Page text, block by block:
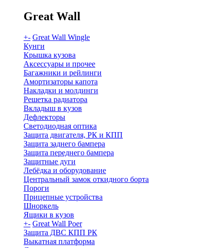
Great Wall
+- Great Wall Wingle
Кунги
Крышка кузова
Аксессуары и прочее
Багажники и рейлинги
Амортизаторы капота
Накладки и молдинги
Решетка радиатора
Вкладыш в кузов
Дефлекторы
Светодиодная оптика
Защита двигателя, РК и КПП
Защита заднего бампера
Защита переднего бампера
Защитные дуги
Лебёдка и оборудование
Центральный замок откидного борта
Пороги
Прицепные устройства
Шноркель
Ящики в кузов
+- Great Wall Poer
Защита ДВС КПП РК
Выкатная платформа